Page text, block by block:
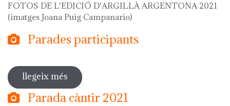
FOTOS DE L'EDICIÓ D'ARGILLÀ ARGENTONA 2021
(imatges Joana Puig Campanario)
Parades participants
llegeix més sobre parades participants
Parada càntir 2021